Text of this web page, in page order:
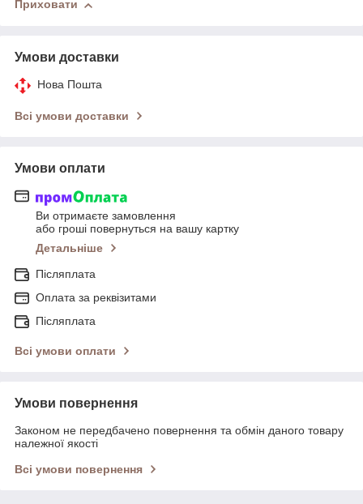
Приховати
Умови доставки
Нова Пошта
Всі умови доставки
Умови оплати
Ви отримаєте замовлення
або гроші повернуться на вашу картку
Детальніше
Післяплата
Оплата за реквізитами
Післяплата
Всі умови оплати
Умови повернення
Законом не передбачено повернення та обмін даного товару
належної якості
Всі умови повернення